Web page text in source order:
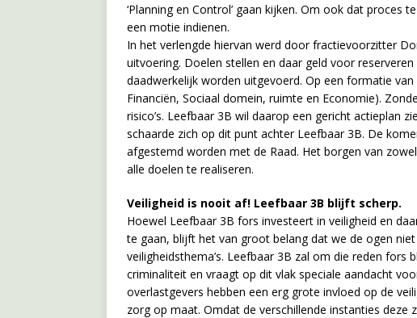
‘Planning en Control’ gaan kijken. Om ook dat proces
een motie indienen.
In het verlengde hiervan werd door fractievoorzitter
uitvoering. Doelen stellen en daar geld voor
daadwerkelijk worden uitgevoerd. Op een formatie
Financiën, Sociaal domein, ruimte en Economie).
risico’s. Leefbaar 3B wil daarop een gericht actieplan
schaarde zich op dit punt achter Leefbaar 3B. De
afgestemd worden met de Raad. Het borgen van
alle doelen te realiseren.
Veiligheid is nooit af! Leefbaar 3B blijft scherp.
Hoewel Leefbaar 3B fors investeert in veiligheid en
te gaan, blijft het van groot belang dat we de ogen
veiligheidsthema’s. Leefbaar 3B zal om die reden
criminaliteit en vraagt op dit vlak speciale aandacht
overlastgevers hebben een erg grote invloed op de
zorg op maat. Omdat de verschillende instanties deze